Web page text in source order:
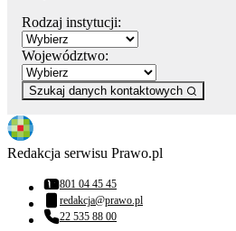
Rodzaj instytucji:
Województwo:
Szukaj danych kontaktowych
Redakcja serwisu Prawo.pl
Numer telefonu:
801 04 45 45
Adres email:
redakcja@prawo.pl
Numer telefonu:
22 535 88 00